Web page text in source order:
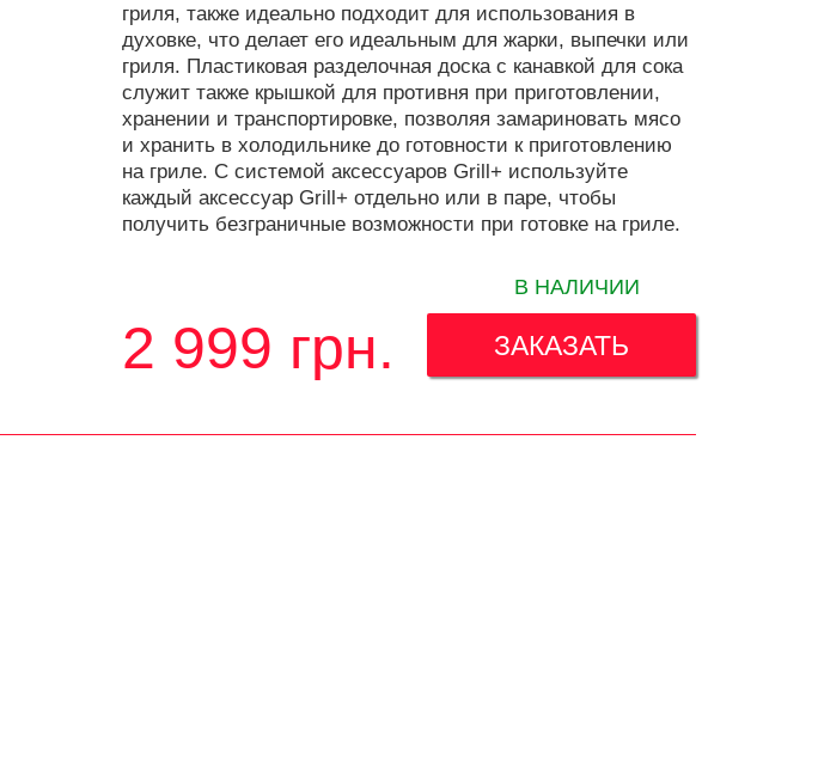
гриля, также идеально подходит для использования в
духовке, что делает его идеальным для жарки, выпечки или
гриля. Пластиковая разделочная доска с канавкой для сока
служит также крышкой для противня при приготовлении,
хранении и транспортировке, позволяя замариновать мясо
и хранить в холодильнике до готовности к приготовлению
на гриле. С системой аксессуаров Grill+ используйте
каждый аксессуар Grill+ отдельно или в паре, чтобы
получить безграничные возможности при готовке на гриле.
В НАЛИЧИИ
2 999 грн. ЗАКАЗАТЬ